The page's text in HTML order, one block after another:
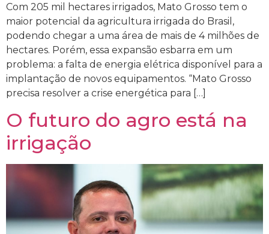
Com 205 mil hectares irrigados, Mato Grosso tem o
maior potencial da agricultura irrigada do Brasil,
podendo chegar a uma área de mais de 4 milhões de
hectares. Porém, essa expansão esbarra em um
problema: a falta de energia elétrica disponível para a
implantação de novos equipamentos. “Mato Grosso
precisa resolver a crise energética para […]
O futuro do agro está na
irrigação